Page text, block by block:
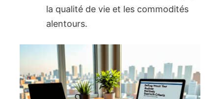
la qualité de vie et les commodités
alentours.